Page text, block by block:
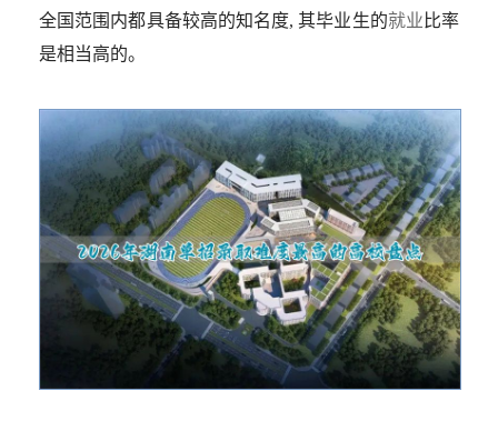
全国范围内都具备较高的知名度, 其毕业生的就业 比率
是相当高的。